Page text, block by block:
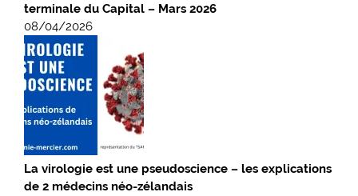
terminale du Capital – Mars 2026
08/04/2026
La virologie est une pseudoscience – les explications
de 2 médecins néo-zélandais